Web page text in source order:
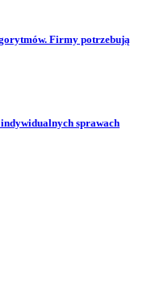
Firmy potrzebują
sprawach